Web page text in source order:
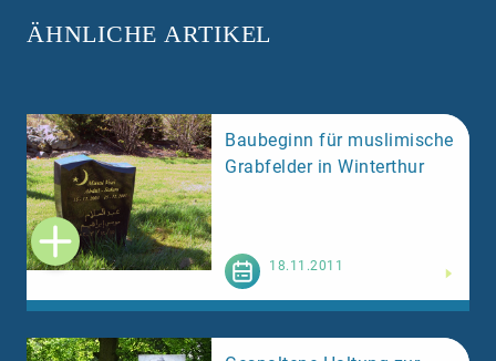
ÄHNLICHE ARTIKEL
Baubeginn für muslimische
Grabfelder in Winterthur
18.11.2011